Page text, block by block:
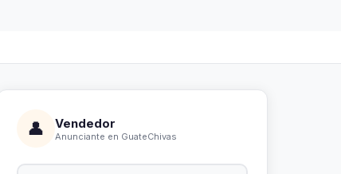
👤 Vendedor
Anunciante en GuateChivas